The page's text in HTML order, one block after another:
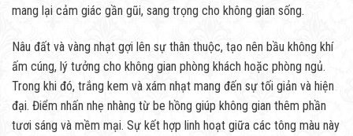
mang lại cảm giác gần gũi, sang trọng cho không gian sống.
Nâu đất và vàng nhạt gợi lên sự thân thuộc, tạo nên bầu không khí
ấm cúng, lý tưởng cho không gian phòng khách hoặc phòng ngủ.
Trong khi đó, trắng kem và xám nhạt mang đến sự tối giản và hiện
đại. Điểm nhấn nhẹ nhàng từ be hồng giúp không gian thêm phần
tươi sáng và mềm mại. Sự kết hợp linh hoạt giữa các tông màu này